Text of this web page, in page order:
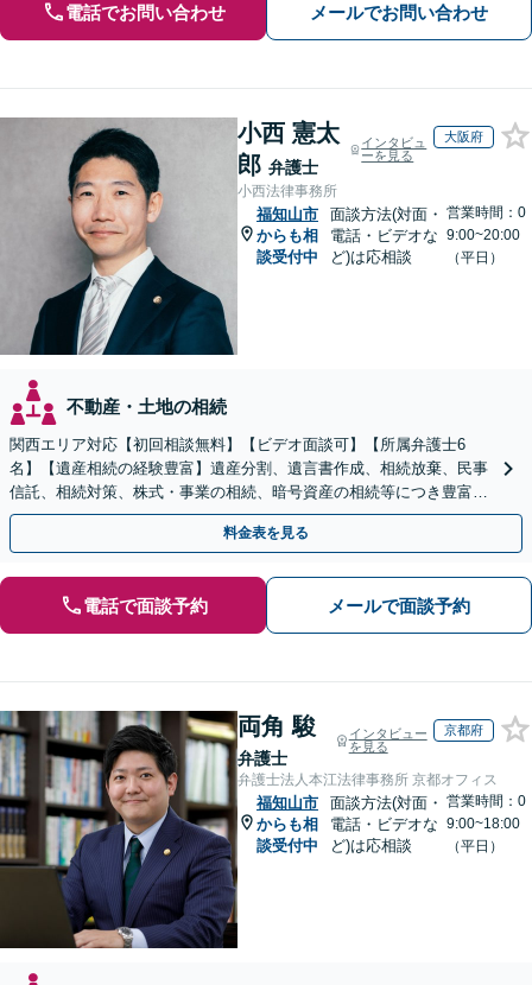
電話でお問い合わせ メールでお問い合わせ
小西 憲太
郎 弁護士
インタビュ
ーを見る
大阪府
小西法律事務所
福知山市
からも相
談受付中
面談方法(対面・
電話・ビデオな
ど)は応相談
営業時間：0
9:00~20:00
（平日）
不動産・土地の相続
関西エリア対応【初回相談無料】【ビデオ面談可】【所属弁護士6
名】【遺産相続の経験豊富】遺産分割、遺言書作成、相続放棄、民事
信託、相続対策、株式・事業の相続、暗号資産の相続等につき豊富な
対応実績。【バリアフリー】【完全個室対応】
料金表を見る
電話で面談予約 メールで面談予約
両角 駿
弁護士
インタビュー
を見る
京都府
弁護士法人本江法律事務所 京都オフィス
福知山市
からも相
談受付中
面談方法(対面・
電話・ビデオな
ど)は応相談
営業時間：0
9:00~18:00
（平日）